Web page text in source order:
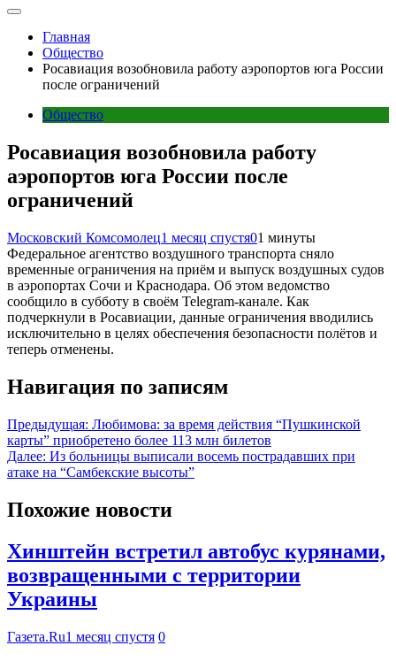
Главная
Общество
Росавиация возобновила работу аэропортов юга России
после ограничений
Общество
Росавиация возобновила работу
аэропортов юга России после
ограничений
Московский Комсомолец1 месяц спустя01 минуты
Федеральное агентство воздушного транспорта сняло
временные ограничения на приём и выпуск воздушных судов
в аэропортах Сочи и Краснодара. Об этом ведомство
сообщило в субботу в своём Telegram-канале. Как
подчеркнули в Росавиации, данные ограничения вводились
исключительно в целях обеспечения безопасности полётов и
теперь отменены.
Навигация по записям
Предыдущая: Любимова: за время действия “Пушкинской
карты” приобретено более 113 млн билетов
Далее: Из больницы выписали восемь пострадавших при
атаке на “Самбекские высоты”
Похожие новости
Хинштейн встретил автобус курянами,
возвращенными с территории
Украины
Газета.Ru1 месяц спустя 0